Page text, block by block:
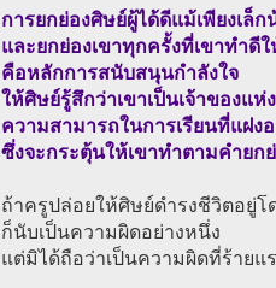
การยกย่องศิษย์ผู้ได้ดีแม้เพียงเล็ก
และยกย่องเขาทุกครั้งที่เขาทำดี
คือหลักการสนับสนุนกำลังใจ
ให้ศิษย์รู้สึกว่าเขาเป็นเจ้าของแห่ง
ความสามารถในการเรียนที่แฝงอ
ซึ่งจะกระตุ้นให้เขาทำตามคำยก
ถ้าครูปล่อยให้ศิษย์ดำรงชีวิตอยู่โ
ก็นับเป็นความผิดอย่างหนึ่ง
แต่มิได้ถือว่าเป็นความผิดที่ร้ายแ